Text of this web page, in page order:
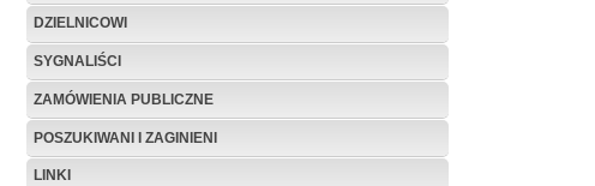
DZIELNICOWI
SYGNALIŚCI
ZAMÓWIENIA PUBLICZNE
POSZUKIWANI I ZAGINIENI
LINKI